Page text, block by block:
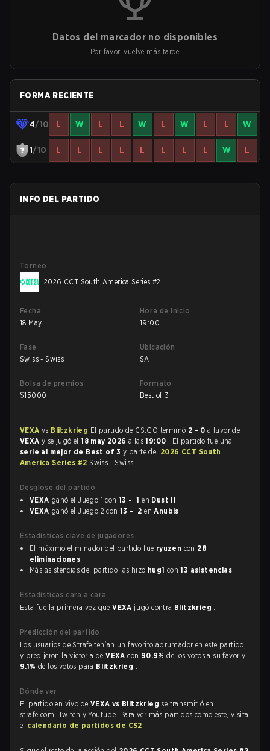
Datos del marcador no disponibles
Por favor, vuelve más tarde
FORMA RECIENTE
4/10 L W L L W L W L L W
1/10 L L L L L L L L W L
INFO DEL PARTIDO
Torneo
2026 CCT South America Series #2
Fecha
18 May
Hora de inicio
19:00
Fase
Swiss - Swiss
Ubicación
SA
Bolsa de premios
$15000
Formato
Best of 3
VEXA vs Blitzkrieg El partido de CS:GO terminó 2 - 0 a favor de
VEXA y se jugó el18 may 2026a las19:00 . El partido fue una
serie al mejor de Best of 3y parte del 2026 CCT South
America Series #2 Swiss - Swiss.
Desglose del partido
VEXA ganó el Juego 1 con13 - 1 en Dust II
VEXA ganó el Juego 2 con13 - 2 enAnubis
Estadísticas clave de jugadores
El máximo eliminador del partido fue ryuzen con 28
eliminaciones.
Más asistencias del partido las hizo hug1 con13 asistencias.
Estadísticas cara a cara
Esta fue la primera vez queVEXA jugó contra Blitzkrieg .
Predicción del partido
Los usuarios de Strafe tenían un favorito abrumador en este partido,
y predijeron la victoria deVEXAcon 90.9%de los votos a su favor y
9.1% de los votos para Blitzkrieg .
Dónde ver
El partido en vivo de VEXA vs Blitzkrieg se transmitió en
strafe.com, Twitch y Youtube. Para ver más partidos como este, visita
el calendario de partidos de CS2 .